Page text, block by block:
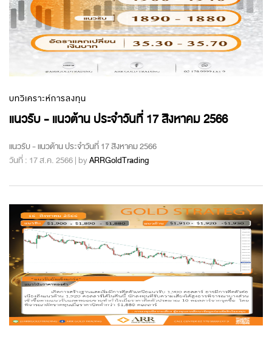
บทวิเคราะห์การลงทุน
แนวรับ - แนวต้าน ประจำวันที่ 17 สิงหาคม 2566
แนวรับ - แนวต้าน ประจำวันที่ 17 สิงหาคม 2566
วันที่ : 17 ส.ค. 2566 | byARRGoldTrading